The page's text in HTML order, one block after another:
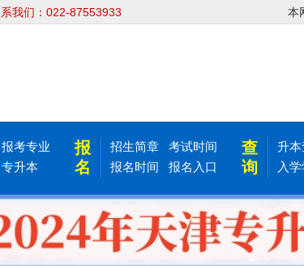
我们：022-87553933 本
报考专业
专升本
报
名
招生简章
考试时间
报名时间
报名入口
查
询
升
入